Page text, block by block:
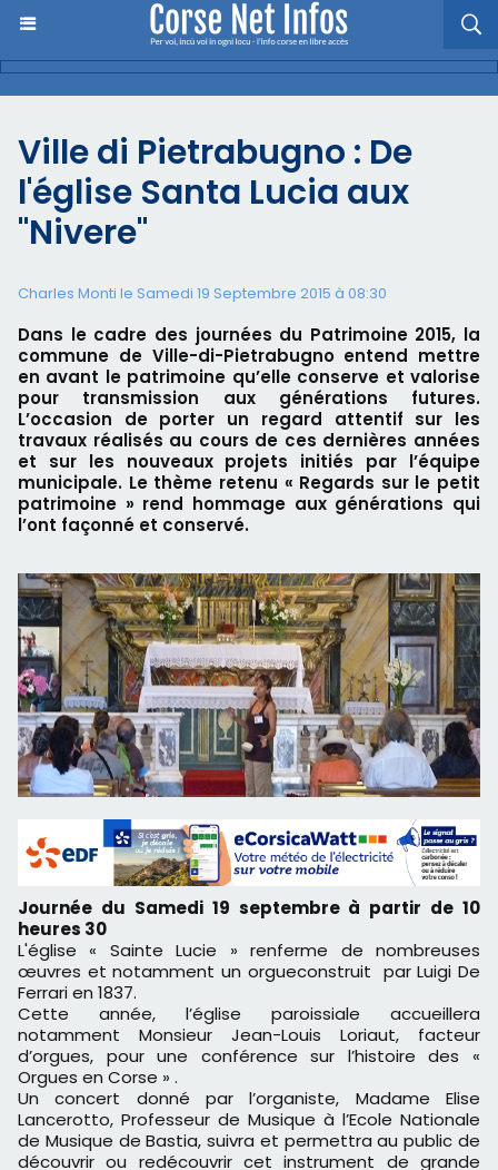
Ville di Pietrabugno : De
l'église Santa Lucia aux
"Nivere"
Charles Monti le Samedi 19 Septembre 2015 à 08:30
Dans le cadre des journées du Patrimoine 2015, la
commune de Ville-di-Pietrabugno entend mettre
en avant le patrimoine qu’elle conserve et valorise
pour transmission aux générations futures.
L’occasion de porter un regard attentif sur les
travaux réalisés au cours de ces dernières années
et sur les nouveaux projets initiés par l’équipe
municipale. Le thème retenu « Regards sur le petit
patrimoine » rend hommage aux générations qui
l’ont façonné et conservé.
Journée du Samedi 19 septembre à partir de 10
heures 30
L'église « Sainte Lucie » renferme de nombreuses
œuvres et notamment un orgueconstruit par Luigi De
Ferrari en 1837.
Cette année, l’église paroissiale accueillera
notamment Monsieur Jean-Louis Loriaut, facteur
d’orgues, pour une conférence sur l’histoire des «
Orgues en Corse » .
Un concert donné par l’organiste, Madame Elise
Lancerotto, Professeur de Musique à l’Ecole Nationale
de Musique de Bastia, suivra et permettra au public de
découvrir ou redécouvrir cet instrument de grande